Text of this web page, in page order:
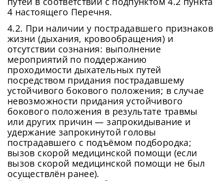
Сменить пароль!
Сменить пароль!
Новый Пароль*
Нажимая на кнопку «Продолжить», а также при
регистрации и входе через аккаунты сторонних
4 настоящего Перечня.
4.2. При наличии у пострадавшего признаков
жизни (дыхания, кровообращения) и
отсутствии сознания: выполнение
мероприятий по поддержанию
проходимости дыхательных путей
посредством придания пострадавшему
устойчивого бокового положения; в случае
невозможности придания устойчивого
бокового положения в результате травмы
или других причин — запрокидывание и
удержание запрокинутой головы
пострадавшего с подъёмом подбородка;
вызов скорой медицинской помощи (если
вызов скорой медицинской помощи не был
осуществлён ранее).
Сейчас скорость вашего интернета
невысокая, из-за чего могут возникнуть
сложности при использовании нашего